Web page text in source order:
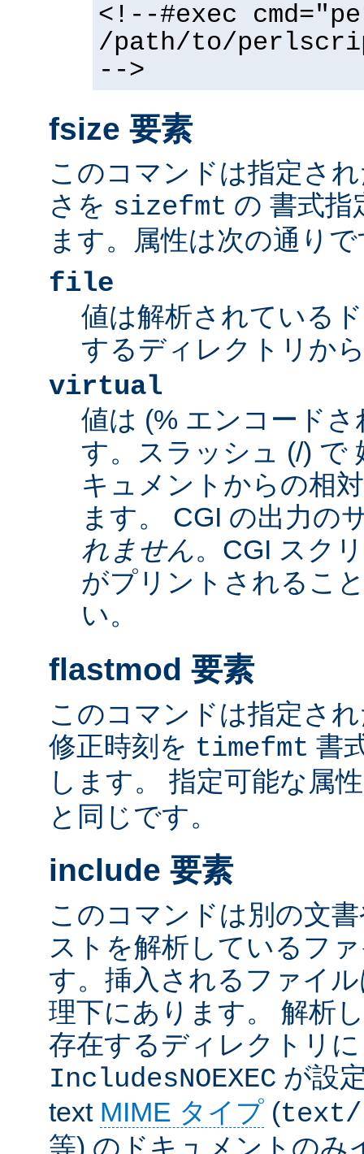
<!--#exec
/path/to/
-->
fsize 要素
このコマンドは指定さ
さを sizefmt の 書式指
ます。属性は次の通り
file
値は解析されている
するディレクトリか
virtual
値は (% エンコード
す。スラッシュ (/) で
キュメントからの相
ます。 CGI の出力の
れません。CGI スク
がプリントされるこ
い。
flastmod 要素
このコマンドは指定さ
修正時刻を timefmt 書
します。 指定可能な属
と同じです。
include 要素
このコマンドは別の文
ストを解析しているフ
す。挿入されるファイ
理下にあります。 解析
存在するディレクトリ
IncludesNOEXEC が設
text MIME タイプ (
等) のドキュメントのみ